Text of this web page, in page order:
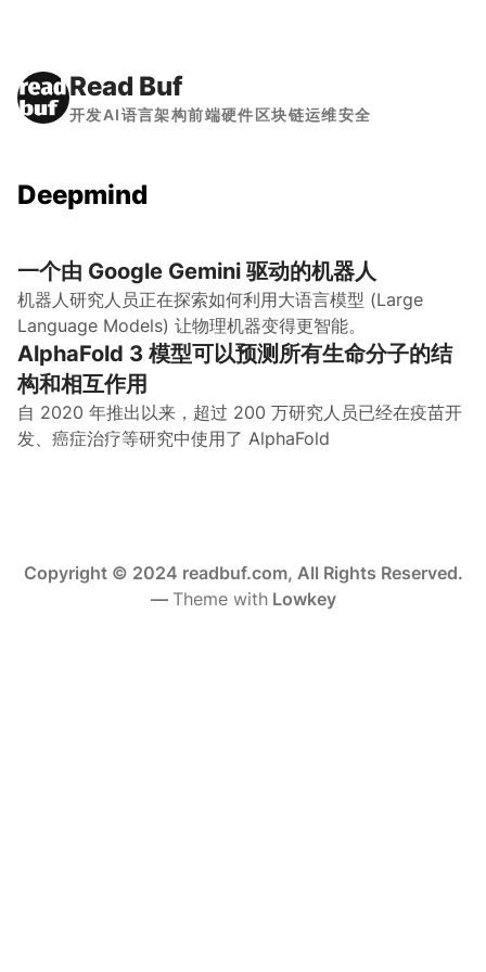
Read Buf
开发AI语言架构前端硬件区块链运维安全
Deepmind
一个由 Google Gemini 驱动的机器人
机器人研究人员正在探索如何利用大语言模型 (Large
Language Models) 让物理机器变得更智能。
AlphaFold 3 模型可以预测所有生命分子的结
构和相互作用
自 2020 年推出以来，超过 200 万研究人员已经在疫苗开
发、癌症治疗等研究中使用了 AlphaFold
Copyright © 2024 readbuf.com, All Rights Reserved.
— Theme with Lowkey